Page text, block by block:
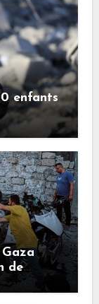
enfants
de